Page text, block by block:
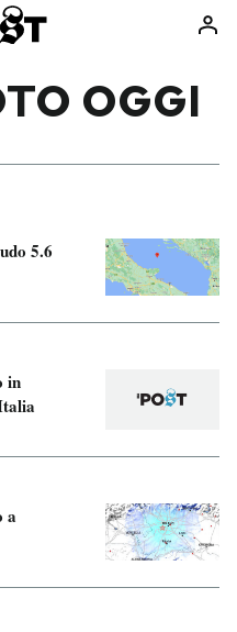
Consumismi
Altrecose
OGGI
5.6
in
a